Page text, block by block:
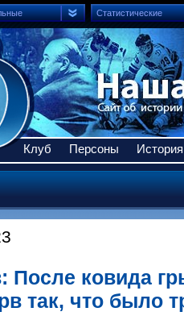
Статистические
Клуб Персоны История
После ковида
так, что было